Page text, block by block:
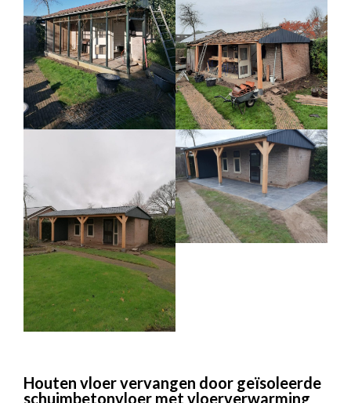
Houten vloer vervangen door geïsoleerde
schuimbetonvloer met vloerverwarming